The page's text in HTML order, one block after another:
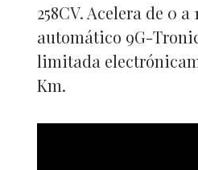
258CV. Acelera de 0
automático 9G-
limitada
Km.